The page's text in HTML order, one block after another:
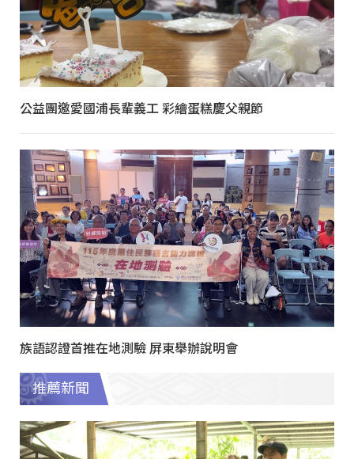
公益團邀愛國浦長輩義工 彩繪蛋糕慶父親節
族語認證首推在地測驗 屏東舉辦說明會
推薦新聞